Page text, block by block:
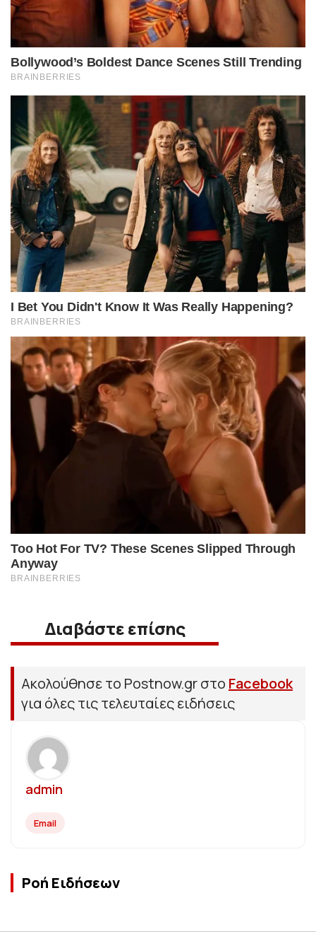
Διαβάστε επίσης
Ακολούθησε το Postnow.gr στο Facebook
για όλες τις τελευταίες ειδήσεις
admin
Email
Ροή Ειδήσεων